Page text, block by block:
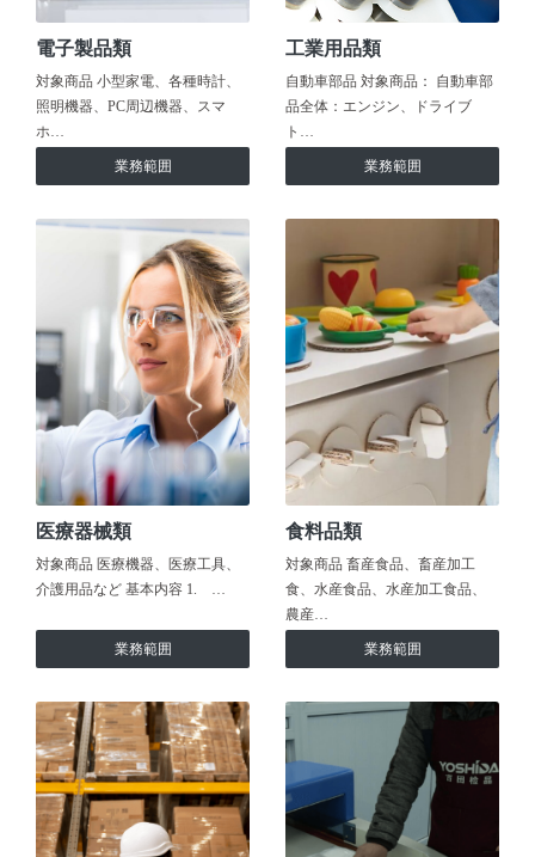
電子製品類
対象商品 小型家電、各種時計、
照明機器、PC周辺機器、スマ
ホ…
業務範囲
工業用品類
自動車部品 対象商品： 自動車部
品全体：エンジン、ドライブ
ト…
業務範囲
医療器械類
対象商品 医療機器、医療工具、
介護用品など 基本内容 1. …
業務範囲
食料品類
対象商品 畜産食品、畜産加工
食、水産食品、水産加工食品、
農産…
業務範囲